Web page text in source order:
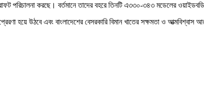
পরিচালনা করছে। বর্তমানে তাদের বহরে তিনটি এ৩৩০-৩৪৩ মডেলের
হয়ে উঠবে এবং বাংলাদেশের বেসরকারি বিমান খাতের সক্ষমতা ও আত্মবিশ্বাস